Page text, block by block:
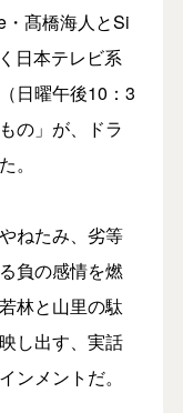
髙橋海⼈とSi
日本テレビ系
日曜午後10：3
の」が、ドラ
。
ねたみ、劣等
負の感情を燃
林と山里の駄
し出す、実話
ンメントだ。